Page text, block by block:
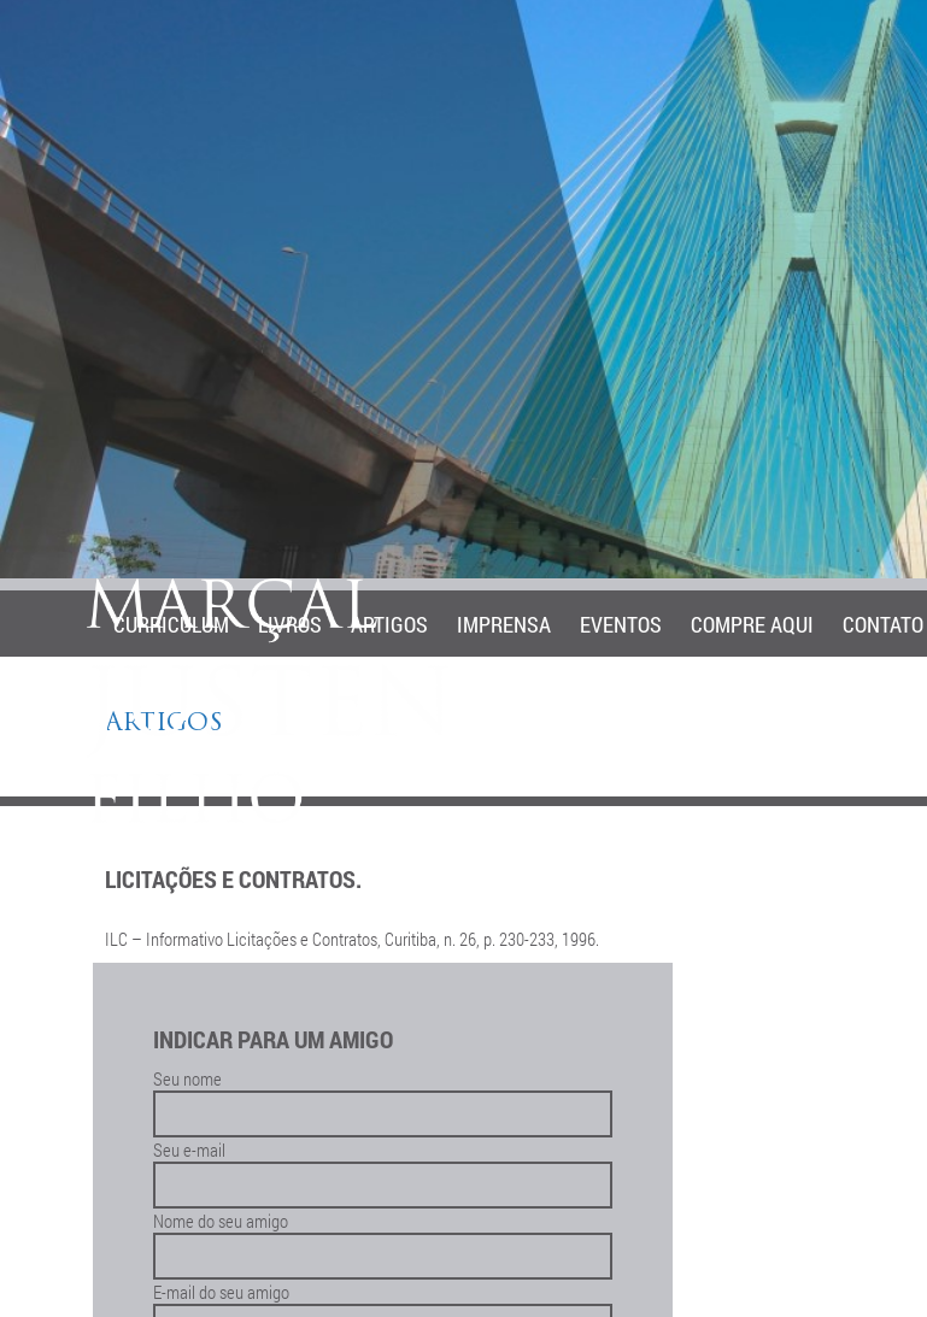
CURRICULUM LIVROS ARTIGOS IMPRENSA EVENTOS COMPRE AQUI CONTATO
ARTIGOS
LICITAÇÕES E CONTRATOS.
ILC – Informativo Licitações e Contratos, Curitiba, n. 26, p. 230-233, 1996.
INDICAR PARA UM AMIGO
Seu nome
Seu e-mail
Nome do seu amigo
E-mail do seu amigo